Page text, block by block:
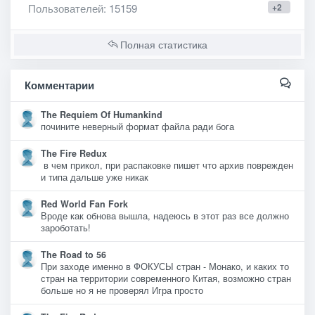
+2
Пользователей: 15159
Полная статистика
Комментарии
The Requiem Of Humankind
почините неверный формат файла ради бога
The Fire Redux
в чем прикол, при распаковке пишет что архив поврежден
и типа дальше уже никак
Red World Fan Fork
Вроде как обнова вышла, надеюсь в этот раз все должно
зароботать!
The Road to 56
При заходе именно в ФОКУСЫ стран - Монако, и каких то
стран на территории современного Китая, возможно стран
больше но я не проверял Игра просто